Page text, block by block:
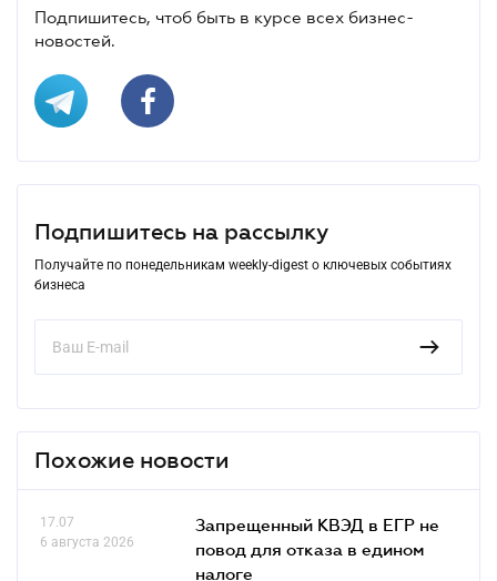
Подпишитесь, чтоб быть в курсе всех бизнес-
новостей.
Подпишитесь на рассылку
Получайте по понедельникам weekly-digest о ключевых событиях
бизнеса
Похожие новости
17.07
6 августа 2026
Запрещенный КВЭД в ЕГР не
повод для отказа в едином
налоге